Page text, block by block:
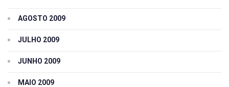
AGOSTO 2009
JULHO 2009
JUNHO 2009
MAIO 2009